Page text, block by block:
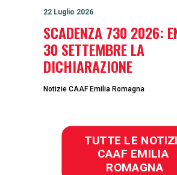
22 Luglio 2026
SCADENZA 730 2026:
30 SETTEMBRE LA
DICHIARAZIONE
Notizie CAAF Emilia Romagna
TUTTE LE
CAAF EMILIA
ROMAGNA